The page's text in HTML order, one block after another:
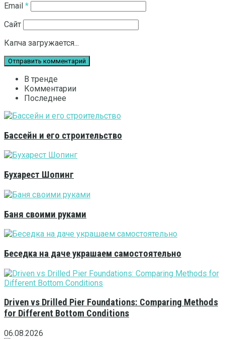
Email *
Сайт
Капча загружается...
В тренде
Комментарии
Последнее
Бассейн и его строительство
Бухарест Шопинг
Баня своими руками
Беседка на даче украшаем самостоятельно
Driven vs Drilled Pier Foundations: Comparing Methods
for Different Bottom Conditions
06.08.2026